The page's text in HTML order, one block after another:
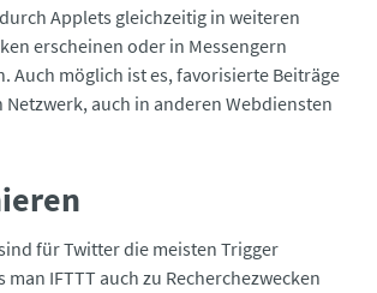
Applets gleichzeitig in weiteren
erscheinen oder in Messengern
Auch möglich ist es, favorisierte Beiträge
Netzwerk, auch in anderen Webdiensten
für Twitter die meisten Trigger
man IFTTT auch zu Recherchezwecken